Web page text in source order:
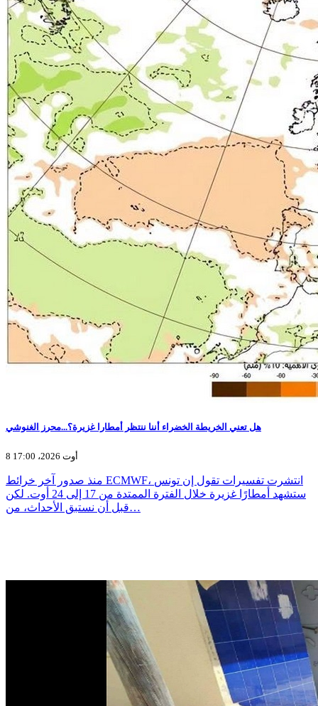
هل تعني الخريطة الخضراء أننا ننتظر أمطارا غزيرة؟...محرز الغنوشي
8 أوت 2026، 17:00
منذ صدور آخر خرائط ECMWF، انتشرت تفسيرات تقول إن تونس
ستشهد أمطارًا غزيرة خلال الفترة الممتدة من 17 إلى 24 أوت. لكن
قبل أن نستبق الأحداث، من…